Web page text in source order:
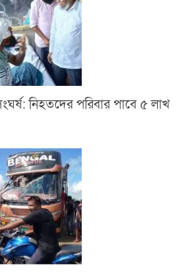
নিহতদের পরিবার পাবে ৫ লাখ